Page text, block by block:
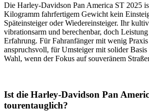
Die Harley-Davidson Pan America ST 2025
Kilogramm fahrfertigem Gewicht kein
Späteinsteiger oder Wiedereinsteiger. Ihr
vibrationsarm und berechenbar, doch
Erfahrung. Für Fahranfänger mit wenig Praxis
anspruchsvoll, für Umsteiger mit solider Basis
Wahl, wenn der Fokus auf souveränem
Ist die Harley-Davidson Pan
tourentauglich?